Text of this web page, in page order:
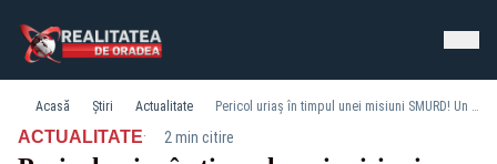
Acasă Știri Actualitate Pericol uriaș în timpul unei misiuni SMURD! Un elicopter care transporta un pacient grav rănit a fost orbit cu lasere
ACTUALITATE· 2 min citire